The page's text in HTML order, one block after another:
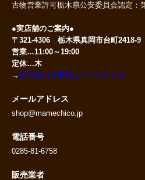
古物営業許可栃木県公安委員会認定：
●実店舗のご案内●
〒321-4306 栃木県真岡市台町2418-9
営業…11:00～19:00
定休…木
→実店舗の営業日をチェックする
メールアドレス
shop@mamechico.jp
電話番号
0285-81-6758
販売業者